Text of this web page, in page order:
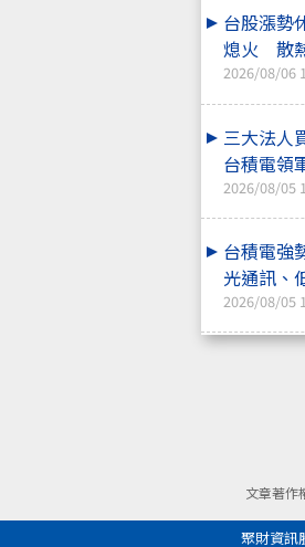
台股漲勢
熄火 散
2026/08/06
三大法人
台積電領
2026/08/05
台積電強
光通訊、
2026/08/05
文章著作
聚財資訊